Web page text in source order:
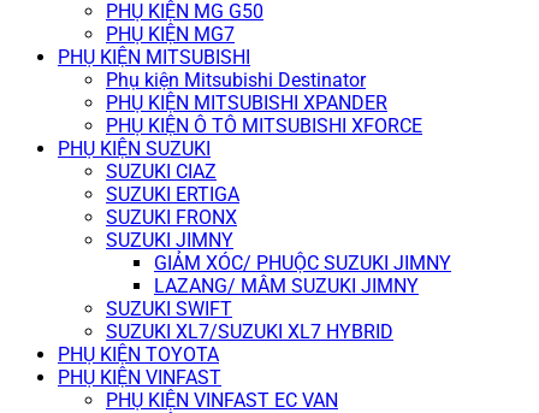
PHỤ KIỆN MG G50
PHỤ KIỆN MG7
PHỤ KIỆN MITSUBISHI
Phụ kiện Mitsubishi Destinator
PHỤ KIỆN MITSUBISHI XPANDER
PHỤ KIỆN Ô TÔ MITSUBISHI XFORCE
PHỤ KIỆN SUZUKI
SUZUKI CIAZ
SUZUKI ERTIGA
SUZUKI FRONX
SUZUKI JIMNY
GIẢM XÓC/ PHUỘC SUZUKI JIMNY
LAZANG/ MÂM SUZUKI JIMNY
SUZUKI SWIFT
SUZUKI XL7/SUZUKI XL7 HYBRID
PHỤ KIỆN TOYOTA
PHỤ KIỆN VINFAST
PHỤ KIỆN VINFAST EC VAN